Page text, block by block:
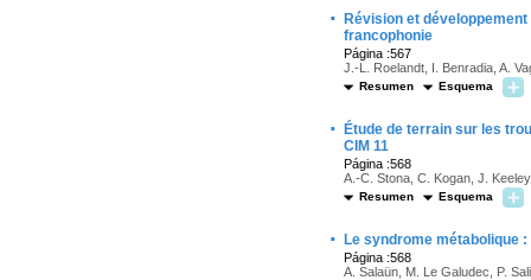
·
Révision et
francophonie
Página :567
J.-L. Roelandt, I. Benradia, A.
Resumen Esquema
·
Étude de terrain sur les
CIM 11
Página :568
A.-C. Stona, C. Kogan, J.
Resumen Esquema
· Le syndrome métabolique
Página :568
A. Salaün, M. Le Galudec, P.